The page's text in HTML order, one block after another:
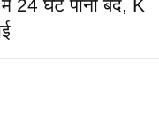
24 घंटे पानी बंद, K